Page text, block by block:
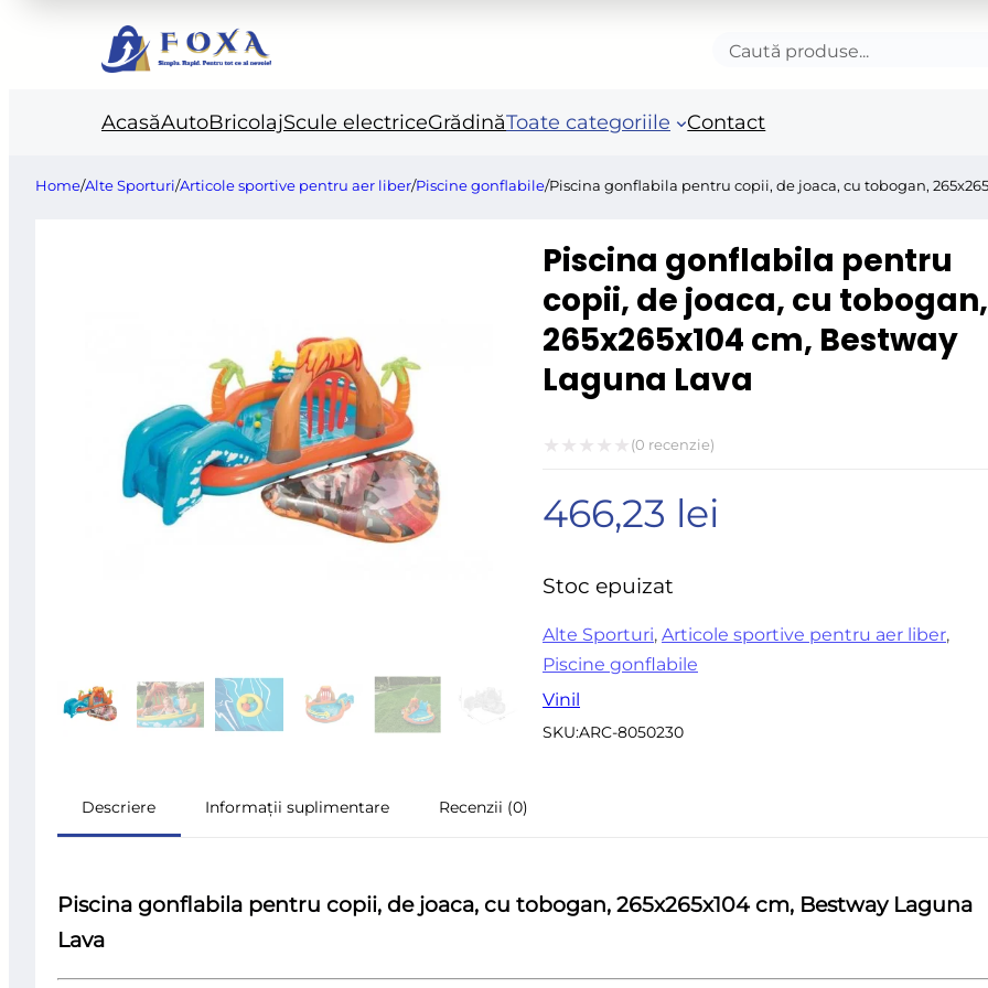
Caută
AcasăAutoBricolajScule electriceGrădinăToate categoriile
Camioane și remorci
Unelte de vopsit si
tencuit
Pistoale si sisteme de
dulgherie
Instrumente de masura
Contact
Home/Alte Sporturi/Articole sportive pentru aer liber/Piscine gonflabile/Piscina gonflabila pentru copii, de joaca, cu tobogan,
Piscina gonflabila pentru
copii, de joaca, cu tobogan,
265x265x104 cm, Bestway
Laguna Lava
la
(0 recenzie)
466,23 lei
Stoc epuizat
Alte Sporturi, Articole sportive pentru aer liber,
Piscine gonflabile
Vinil
SKU:ARC-8050230
Descriere Informații suplimentare Recenzii (0)
Piscina gonflabila pentru copii, de joaca, cu tobogan, 265x265x104 cm, Bestway Laguna
Lava